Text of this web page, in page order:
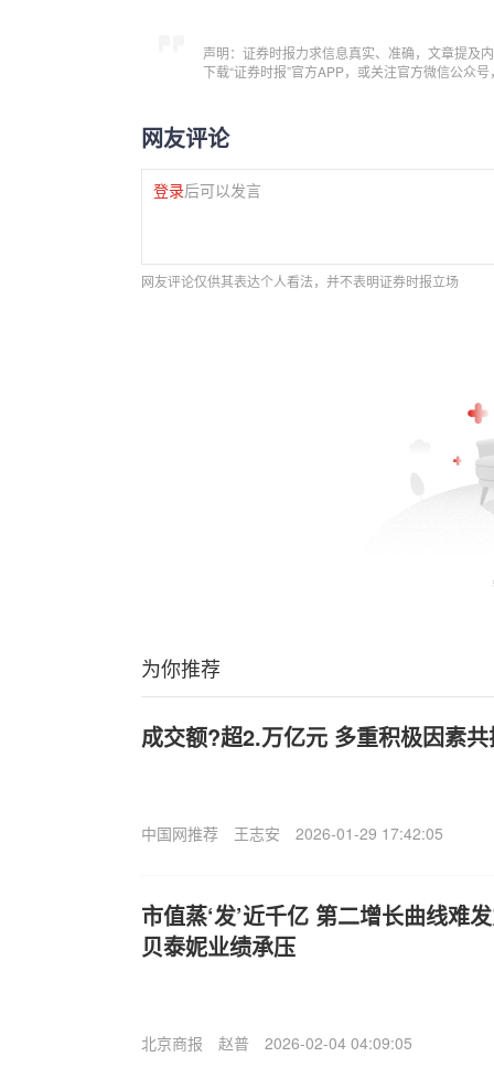
声明：证券时报力求信息真实、准确，文章提及
下载“证券时报”官方APP，或关注官方微信公众
网友评论
登录后可以发言
网友评论仅供其表达个人看法，并不表明证券时报立场
为你推荐
成交额?超2.万亿元 多重积极因素
中国网推荐 王志安 2026-01-29 17:42:05
市值蒸‘发’近千亿 第二增长曲线难
贝泰妮业绩承压
北京商报 赵普 2026-02-04 04:09:05